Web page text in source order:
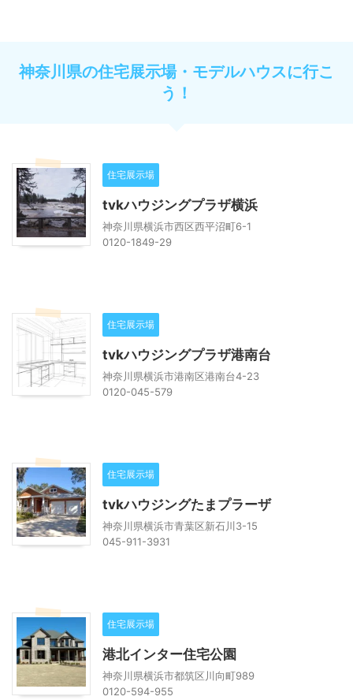
神奈川県の住宅展示場・モデルハウスに行こ
う！
住宅展示場
tvkハウジングプラザ横浜
神奈川県横浜市西区西平沼町6-1
0120-1849-29
住宅展示場
tvkハウジングプラザ港南台
神奈川県横浜市港南区港南台4-23
0120-045-579
住宅展示場
tvkハウジングたまプラーザ
神奈川県横浜市青葉区新石川3-15
045-911-3931
住宅展示場
港北インター住宅公園
神奈川県横浜市都筑区川向町989
0120-594-955